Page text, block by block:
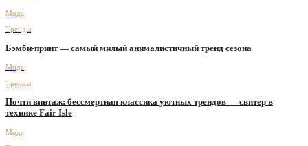
Мода
Тренды
Бэмби-принт — самый милый анималистичный тренд сезона
Мода
Тренды
Почти винтаж: бессмертная классика уютных трендов — свитер в
технике Fair Isle
Мода